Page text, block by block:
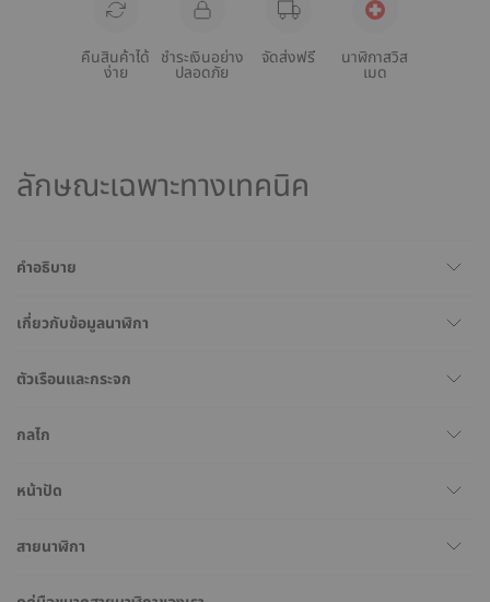
คืนสินค้าได้
ง่าย
ชำระเงินอย่าง
ปลอดภัย
จัดส่งฟรี นาฬิกาสวิส
เมด
ลักษณะเฉพาะทางเทคนิค
คำอธิบาย
เกี่ยวกับข้อมูลนาฬิกา
ตัวเรือนและกระจก
กลไก
หน้าปัด
สายนาฬิกา